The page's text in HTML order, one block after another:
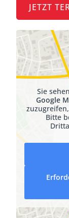
JETZT
Sie
Google
Bitte